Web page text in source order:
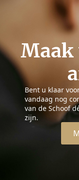
Maak
Bent u klaar
vandaag nog
van de Schoof
zijn.